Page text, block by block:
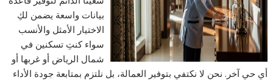
بيانات واسعة يضمن لكِ
الاختيار الأمثل والأنسب
سواء كنتِ تسكنين في
شمال الرياض أو غربها أو
أي حي آخر. نحن لا نكتفي بتوفير العمالة، بل نلتزم بمتابعة جودة الأداء